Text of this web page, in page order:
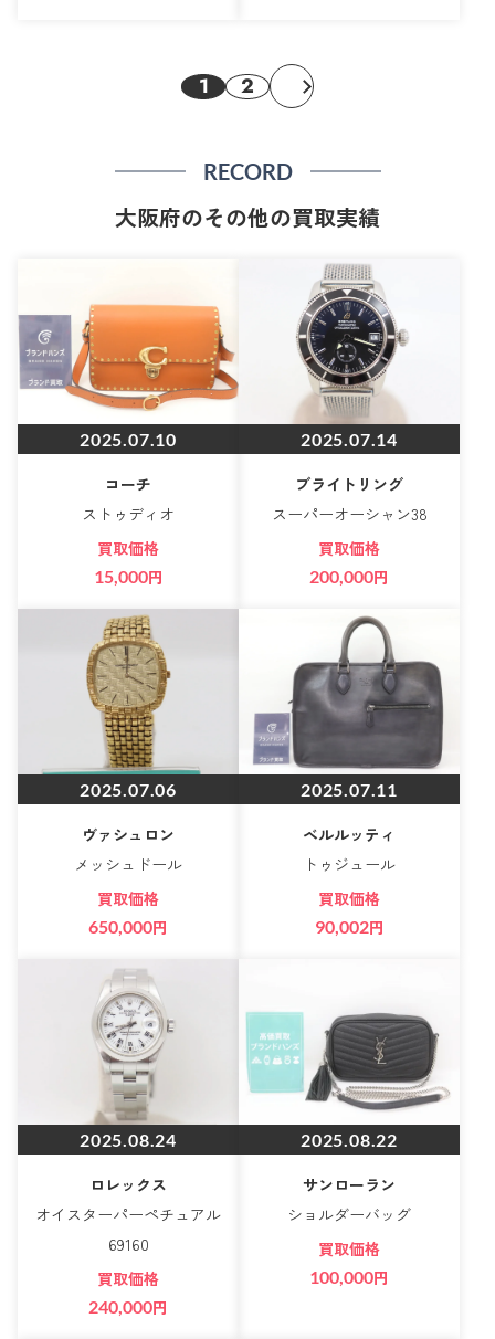
1 2
RECORD
大阪府のその他の買取実績
2025.07.10
コーチ
ストゥディオ
買取価格
15,000円
2025.07.14
ブライトリング
スーパーオーシャン38
買取価格
200,000円
2025.07.06
ヴァシュロン
メッシュドール
買取価格
650,000円
2025.07.11
ベルルッティ
トゥジュール
買取価格
90,002円
2025.08.24
ロレックス
オイスターパーペチュアル
69160
買取価格
240,000円
2025.08.22
サンローラン
ショルダーバッグ
買取価格
100,000円